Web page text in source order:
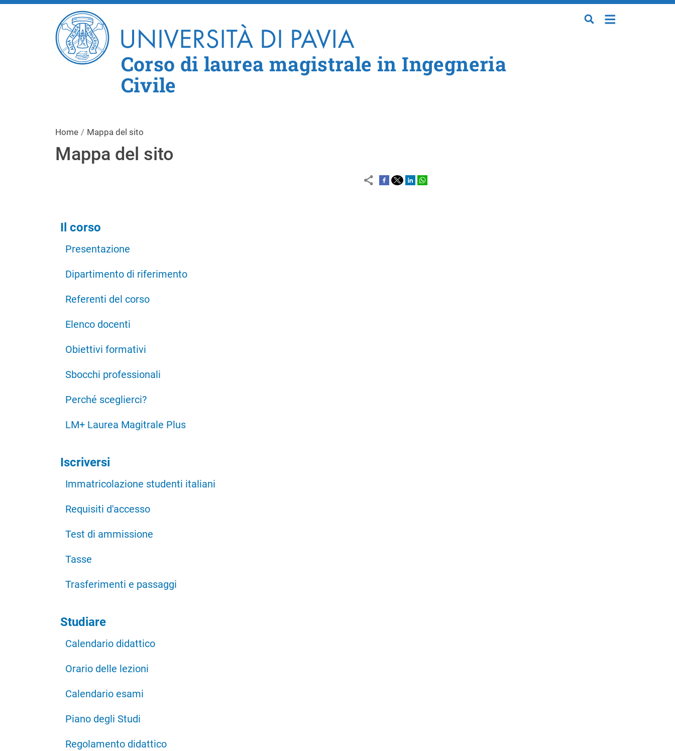
Salta al contenuto principale
Corso di laurea magistrale in Ingegneria
Civile
Home Mappa del sito
Mappa del sito
Navigazione principale
Il corso
Presentazione
Dipartimento di riferimento
Referenti del corso
Elenco docenti
Obiettivi formativi
Sbocchi professionali
Perché sceglierci?
LM+ Laurea Magitrale Plus
Iscriversi
Immatricolazione studenti italiani
Requisiti d'accesso
Test di ammissione
Tasse
Trasferimenti e passaggi
Studiare
Calendario didattico
Orario delle lezioni
Calendario esami
Piano degli Studi
Regolamento didattico